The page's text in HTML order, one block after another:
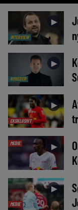
INTERVIEW
►
NYHEDER
►
EKSKLUSIVT
►
MEDIE ►
MEDIE
►